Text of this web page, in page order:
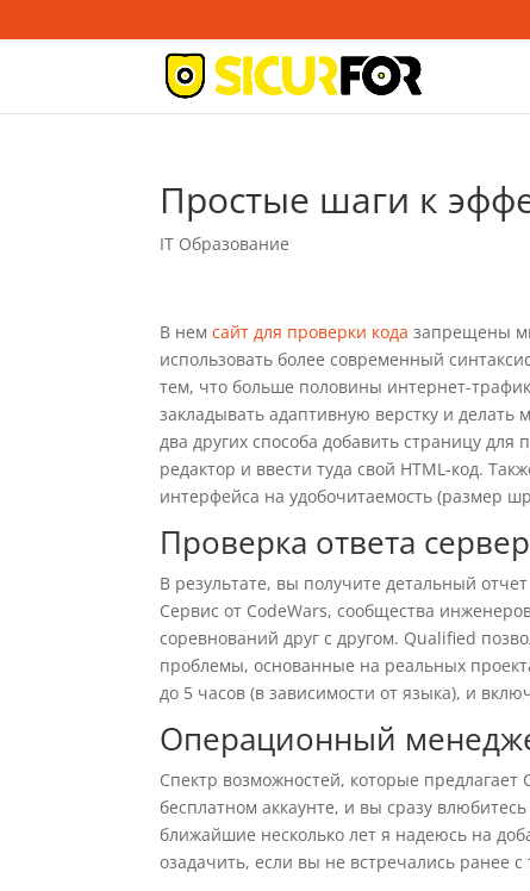
Простые шаги к
IT Образование
В немсайт для проверки кода запрещены
использовать более современный
тем, что больше половины интернет-
закладывать адаптивную верстку и
два других способа добавить страницу
редактор и ввести туда свой HTML-код.
интерфейса на удобочитаемость (размер
Проверка ответа
В результате, вы получите детальный
Сервис от CodeWars, сообщества
соревнований друг с другом. Qualified
проблемы, основанные на реальных
до 5 часов (в зависимости от языка), и
Операционный
Спектр возможностей, которые
бесплатном аккаунте, и вы сразу
ближайшие несколько лет я надеюсь на
озадачить, если вы не встречались ранее